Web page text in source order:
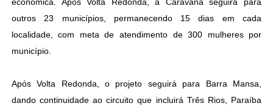
econômica. Após Volta Redonda, a Caravana seguirá para
outros 23 municípios, permanecendo 15 dias em cada
localidade, com meta de atendimento de 300 mulheres por
município.
Após Volta Redonda, o projeto seguirá para Barra Mansa,
dando continuidade ao circuito que incluirá Três Rios, Paraíba